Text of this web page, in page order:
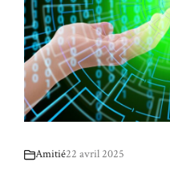
Amitié22 avril 2025